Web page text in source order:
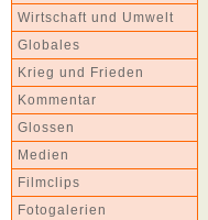
Wirtschaft und Umwelt
Globales
Krieg und Frieden
Kommentar
Glossen
Medien
Filmclips
Fotogalerien